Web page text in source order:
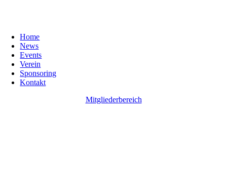
Home
News
Events
Verein
Sponsoring
Kontakt
Mitgliederbereich